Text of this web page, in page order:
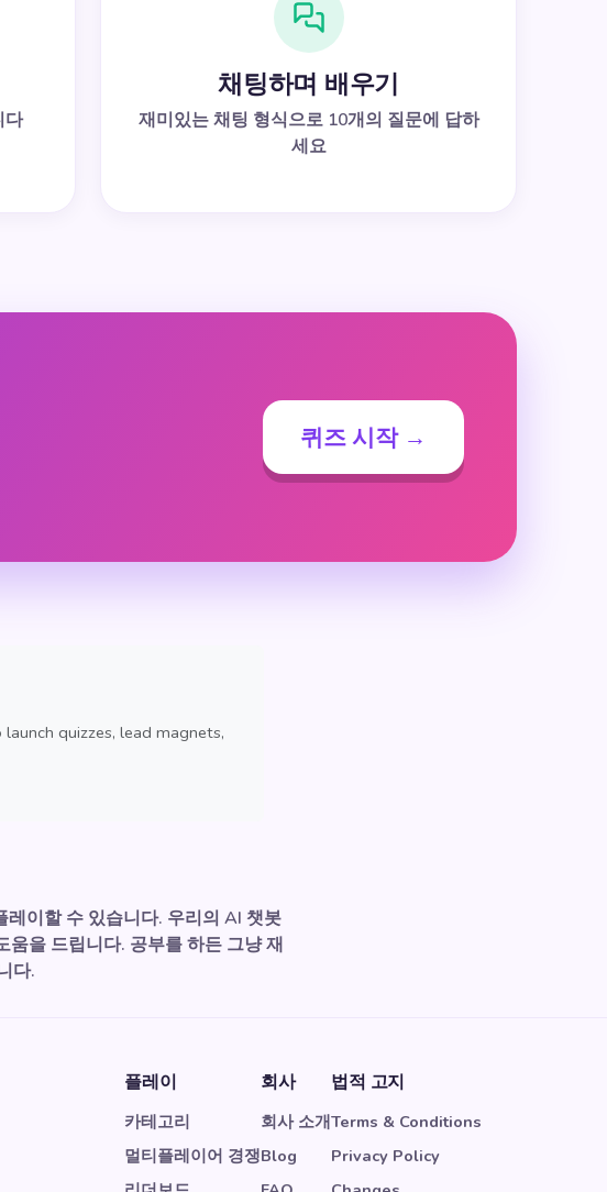
다
채팅하며 배우기
재미있는 채팅 형식으로 10개의 질문에 답하
세요
퀴즈 시작 →
quizzes, lead magnets,
이할 수 있습니다. 우리의 AI 챗봇
을 드립니다. 공부를 하든 그냥 재
다.
플레이
카테고리
멀티플레이어 경쟁
회사
회사 소개
Blog
법적 고지
Terms & Conditions
Privacy Policy